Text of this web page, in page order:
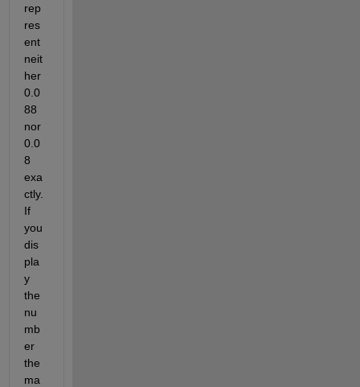
rep
res
ent
neit
her
0.0
88
nor
0.0
8
exa
ctly.
If
you
dis
pla
y
the
nu
mb
er
the
ma